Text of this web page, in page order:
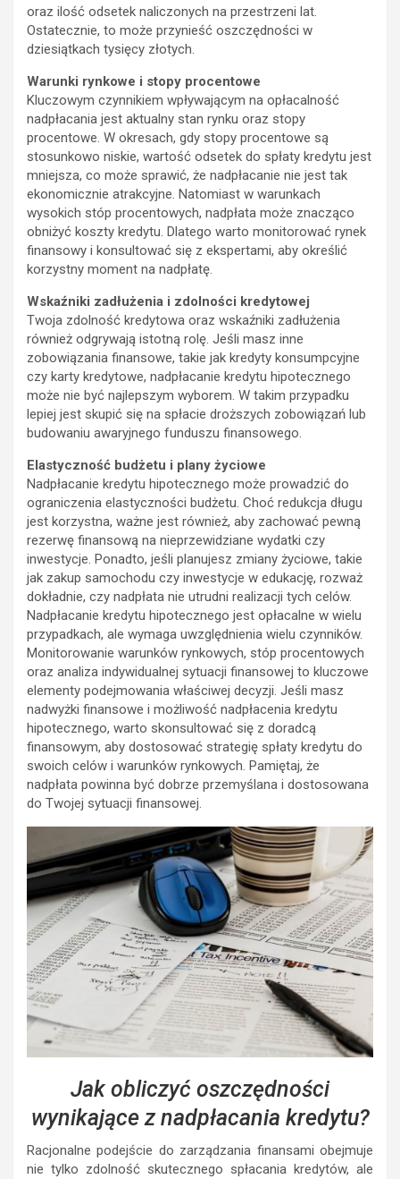
oraz ilość odsetek naliczonych na przestrzeni lat.
Ostatecznie, to może przynieść oszczędności w
dziesiątkach tysięcy złotych.
Warunki rynkowe i stopy procentowe
Kluczowym czynnikiem wpływającym na opłacalność
nadpłacania jest aktualny stan rynku oraz stopy
procentowe. W okresach, gdy stopy procentowe są
stosunkowo niskie, wartość odsetek do spłaty kredytu jest
mniejsza, co może sprawić, że nadpłacanie nie jest tak
ekonomicznie atrakcyjne. Natomiast w warunkach
wysokich stóp procentowych, nadpłata może znacząco
obniżyć koszty kredytu. Dlatego warto monitorować rynek
finansowy i konsultować się z ekspertami, aby określić
korzystny moment na nadpłatę.
Wskaźniki zadłużenia i zdolności kredytowej
Twoja zdolność kredytowa oraz wskaźniki zadłużenia
również odgrywają istotną rolę. Jeśli masz inne
zobowiązania finansowe, takie jak kredyty konsumpcyjne
czy karty kredytowe, nadpłacanie kredytu hipotecznego
może nie być najlepszym wyborem. W takim przypadku
lepiej jest skupić się na spłacie droższych zobowiązań lub
budowaniu awaryjnego funduszu finansowego.
Elastyczność budżetu i plany życiowe
Nadpłacanie kredytu hipotecznego może prowadzić do
ograniczenia elastyczności budżetu. Choć redukcja długu
jest korzystna, ważne jest również, aby zachować pewną
rezerwę finansową na nieprzewidziane wydatki czy
inwestycje. Ponadto, jeśli planujesz zmiany życiowe, takie
jak zakup samochodu czy inwestycje w edukację, rozważ
dokładnie, czy nadpłata nie utrudni realizacji tych celów.
Nadpłacanie kredytu hipotecznego jest opłacalne w wielu
przypadkach, ale wymaga uwzględnienia wielu czynników.
Monitorowanie warunków rynkowych, stóp procentowych
oraz analiza indywidualnej sytuacji finansowej to kluczowe
elementy podejmowania właściwej decyzji. Jeśli masz
nadwyżki finansowe i możliwość nadpłacenia kredytu
hipotecznego, warto skonsultować się z doradcą
finansowym, aby dostosować strategię spłaty kredytu do
swoich celów i warunków rynkowych. Pamiętaj, że
nadpłata powinna być dobrze przemyślana i dostosowana
do Twojej sytuacji finansowej.
Jak obliczyć oszczędności
wynikające z nadpłacania kredytu?
Racjonalne podejście do zarządzania finansami obejmuje
nie tylko zdolność skutecznego spłacania kredytów, ale